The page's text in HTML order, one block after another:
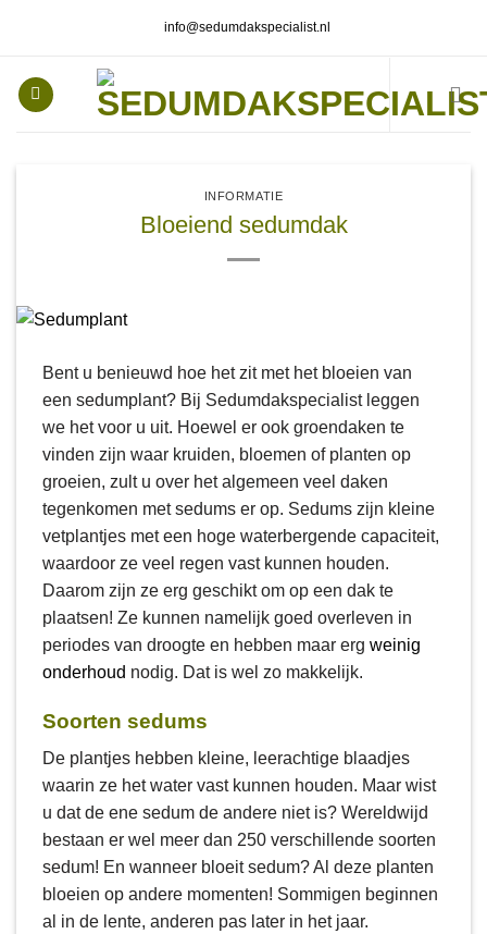
info@sedumdakspecialist.nl
INFORMATIE
Bloeiend sedumdak
Bent u benieuwd hoe het zit met het bloeien van
een sedumplant? Bij Sedumdakspecialist leggen
we het voor u uit. Hoewel er ook groendaken te
vinden zijn waar kruiden, bloemen of planten op
groeien, zult u over het algemeen veel daken
tegenkomen met sedums er op. Sedums zijn kleine
vetplantjes met een hoge waterbergende capaciteit,
waardoor ze veel regen vast kunnen houden.
Daarom zijn ze erg geschikt om op een dak te
plaatsen! Ze kunnen namelijk goed overleven in
periodes van droogte en hebben maar erg weinig
onderhoud nodig. Dat is wel zo makkelijk.
Soorten sedums
De plantjes hebben kleine, leerachtige blaadjes
waarin ze het water vast kunnen houden. Maar wist
u dat de ene sedum de andere niet is? Wereldwijd
bestaan er wel meer dan 250 verschillende soorten
sedum! En wanneer bloeit sedum? Al deze planten
bloeien op andere momenten! Sommigen beginnen
al in de lente, anderen pas later in het jaar.